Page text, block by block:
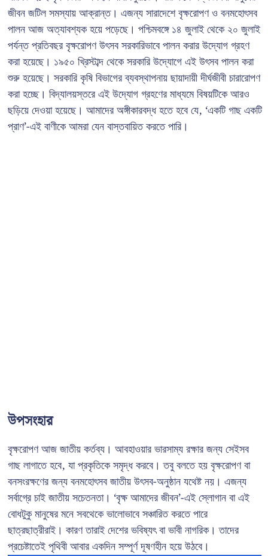
জীবন জটিল সমস্যায় আক্রান্ত। এজন্য সারাদেশে বৃক্ষরোপণ ও বনমহোৎসব
পালন আজ অত্যাবশ্যক হয়ে পড়েছে। পশ্চিমবঙ্গে ১৪ জুলাই থেকে ২০ জুলাই
পর্যন্ত প্রতিবছর বৃক্ষরোপণ উৎসব সরকারিভাবে পালন করার উদ্যোগ গ্রহণ
করা হয়েছে। ১৯৫০ খ্রিস্টাব্দ থেকে সরকারি উদ্যোগে এই উৎসব পালন করা
শুরু হয়েছে। সরকারি কৃষি বিভাগের ব্যবস্থাপনায় ছায়াদায়ী দীর্ঘজীবী চারারোপণ
করা হচ্ছে। বিদ্যালয়স্তরে এই উদ্যোগ গ্রহণের মাধ্যমে বিষয়টিকে আরও
ছড়িয়ে দেওয়া হয়েছে। আমাদের অঙ্গীকারবদ্ধ হতে হবে যে, ‘একটি গাছ একটি
প্রাণ’-এই বাণীকে আমরা যেন বাস্তবায়িত করতে পারি।
উপসংহার
বৃক্ষরোপণ আজ জাতীয় কর্তব্য। আবহাওয়ার ভারসাম্য রক্ষার জন্য সেইসব
গাছ লাগাতে হবে, যা প্রকৃতিকে সমৃদ্ধ করবে। তবু বলতে হয় বৃক্ষরোপণ বা
বনসংরক্ষণের জন্য বনমহোৎসব জাতীয় উৎসব-অনুষ্ঠান যথেষ্ট নয়। এজন্য
সর্বাগ্রে চাই জাতীয় সচেতনতা। ‘বৃক্ষ আমাদের জীবন’-এই স্লোগান বা এই
বোধটুকু মানুষের মনে সবথেকে ভালোভাবে সঞ্চারিত করতে পারে
ছাত্রছাত্রীরাই। কারণ তারাই দেশের ভবিষ্যৎ বা ভাবী নাগরিক। তাদের
প্রচেষ্টাতেই পৃথিবী আবার একদিন সম্পূর্ণ দূষণহীন হয়ে উঠবে।